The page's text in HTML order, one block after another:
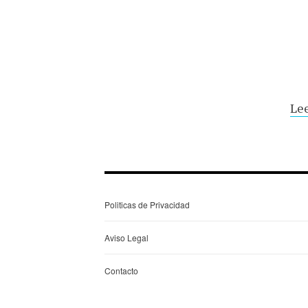
Politicas de Privacidad
Aviso Legal
Contacto